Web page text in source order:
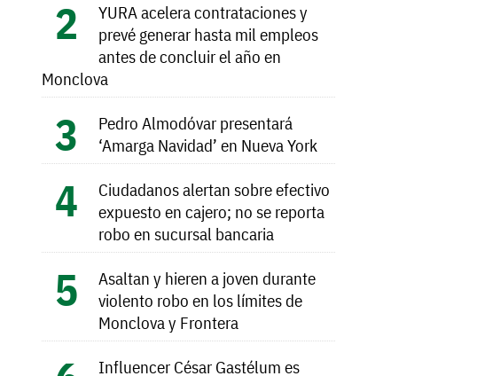
YURA acelera contrataciones y
prevé generar hasta mil empleos
antes de concluir el año en
Monclova
Pedro Almodóvar presentará
‘Amarga Navidad’ en Nueva York
Ciudadanos alertan sobre efectivo
expuesto en cajero; no se reporta
robo en sucursal bancaria
Asaltan y hieren a joven durante
violento robo en los límites de
Monclova y Frontera
Influencer César Gastélum es